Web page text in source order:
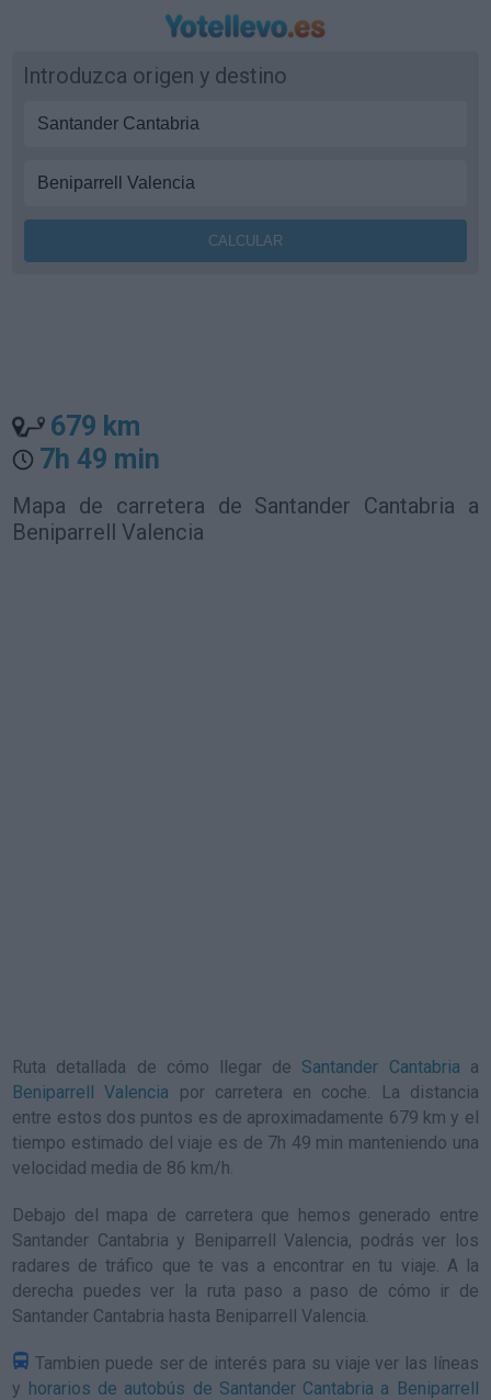
Introduzca origen y destino
679 km
7h 49 min
Mapa de carretera de Santander Cantabria a
Beniparrell Valencia
Ruta detallada de cómo llegar de Santander Cantabria a
Beniparrell Valencia por carretera en coche. La distancia
entre estos dos puntos es de aproximadamente 679 km y el
tiempo estimado del viaje es de 7h 49 min manteniendo una
velocidad media de 86 km/h.
Debajo del mapa de carretera que hemos generado entre
Santander Cantabria y Beniparrell Valencia, podrás ver los
radares de tráfico que te vas a encontrar en tu viaje. A la
derecha puedes ver la ruta paso a paso de cómo ir de
Santander Cantabria hasta Beniparrell Valencia.
Tambien puede ser de interés para su viaje ver las líneas
y horarios de autobús de Santander Cantabria a Beniparrell